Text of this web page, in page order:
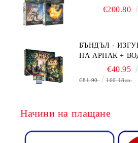
BOARD GAME
€200.80
БЪНДЪЛ -
НА АРНАК + ВОДАЧИ НА
ЕКСПЕДИЦИИ
БЕЗПЛАТНО
€40.95
€81.90 160.18лв.
Начини на плащане